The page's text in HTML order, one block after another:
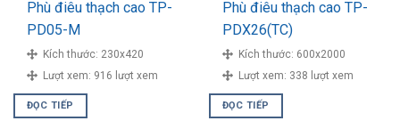
Phù điêu thạch cao TP-
PD05-M
Kích thước: 230x420
Lượt xem: 916 lượt xem
ĐỌC TIẾP
Phù điêu thạch cao TP-
PDX26(TC)
Kích thước: 600x2000
Lượt xem: 338 lượt xem
ĐỌC TIẾP